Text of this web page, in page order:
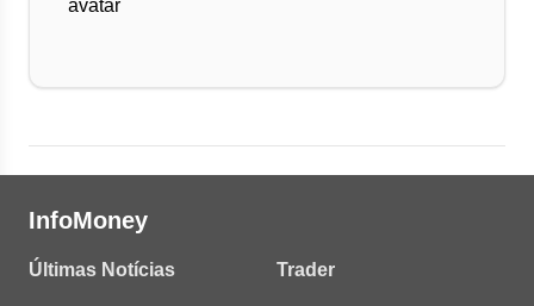
InfoMoney
Últimas Notícias Trader